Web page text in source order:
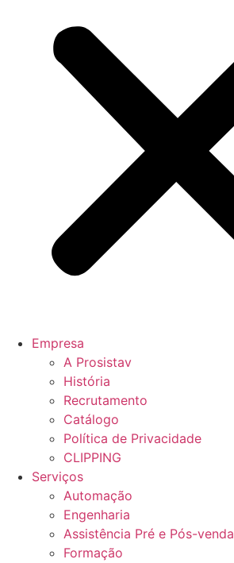
Empresa
A Prosistav
História
Recrutamento
Catálogo
Política de Privacidade
CLIPPING
Serviços
Automação
Engenharia
Assistência Pré e Pós-venda
Formação